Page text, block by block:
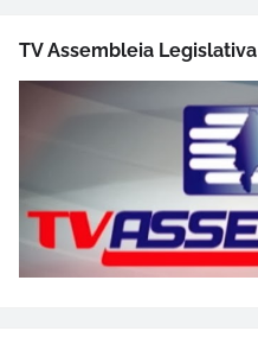
TV Assembleia Legislativa